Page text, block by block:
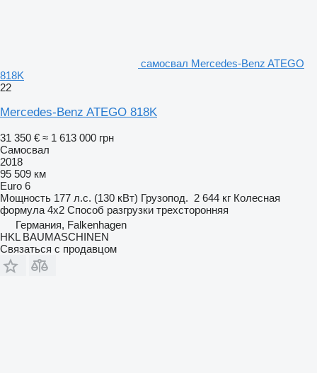
самосвал Mercedes-Benz ATEGO
818K
22
Mercedes-Benz ATEGO 818K
31 350 € ≈ 1 613 000 грн
Самосвал
2018
95 509 км
Euro 6
Мощность 177 л.с. (130 кВт) Грузопод. 2 644 кг Колесная
формула 4x2 Способ разгрузки трехсторонняя
Германия, Falkenhagen
HKL BAUMASCHINEN
Связаться с продавцом